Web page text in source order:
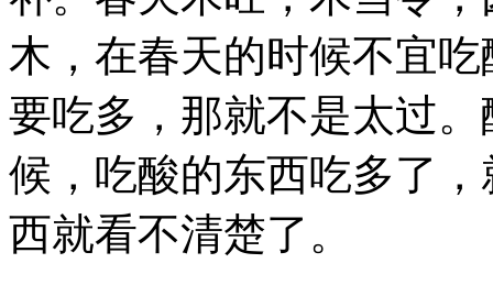
木，在春天的时候不宜
要吃多，那就不是太过
候，吃酸的东西吃多了
西就看不清楚了。